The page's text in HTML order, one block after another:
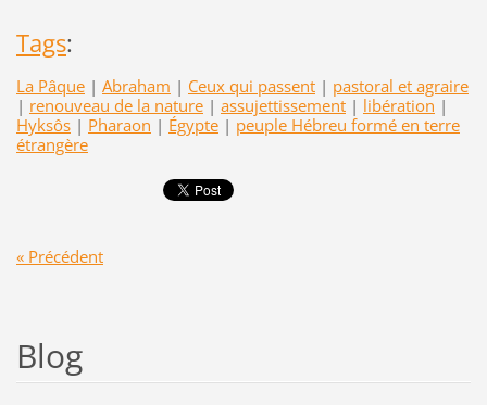
Tags:
La Pâque | Abraham | Ceux qui passent | pastoral et agraire
| renouveau de la nature | assujettissement | libération |
Hyksôs | Pharaon | Égypte | peuple Hébreu formé en terre
étrangère
« Précédent
Blog